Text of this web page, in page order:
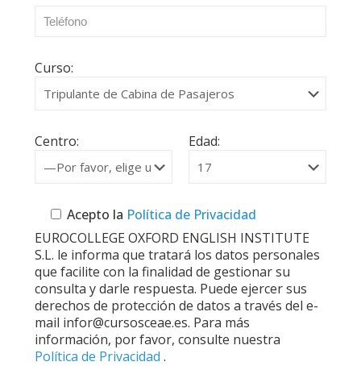
Curso:
Centro: Edad:
Acepto la Política de Privacidad
EUROCOLLEGE OXFORD ENGLISH INSTITUTE
S.L. le informa que tratará los datos personales
que facilite con la finalidad de gestionar su
consulta y darle respuesta. Puede ejercer sus
derechos de protección de datos a través del e-
mail infor@cursosceae.es. Para más
información, por favor, consulte nuestra
Política de Privacidad .